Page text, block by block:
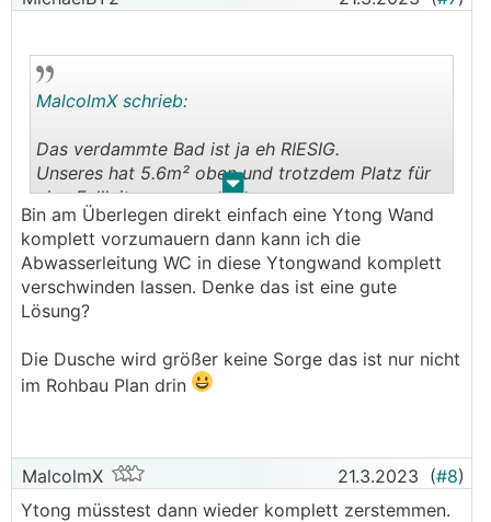
. .
MalcolmX schrieb:
Das verdammte Bad ist ja eh RIESIG.
Unseres hat 5.6m² oben und trotzdem Platz für
eine Fallleitung.
Somit komplett unnötig für meinen Geschmack.
Klar, Aufputz muss das wieder wer verkleiden.
Würde ich aber auf jeden Fall so machen.
Die 90x90er Dusche im 15m² Bad ist auch ein
Witz oder?
Bin am Überlegen direkt einfach eine Ytong Wand
komplett vorzumauern dann kann ich die
Abwasserleitung WC in diese Ytongwand komplett
verschwinden lassen. Denke das ist eine gute
Lösung?
Die Dusche wird größer keine Sorge das ist nur nicht
im Rohbau Plan drin
MalcolmX 21.3.2023 (#8)
Ytong müsstest dann wieder komplett zerstemmen.